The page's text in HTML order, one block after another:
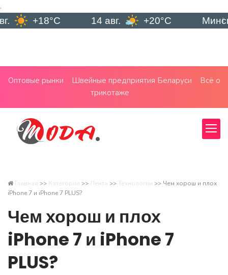
.
14 авг. +20°C Минск 8
Оптовые рынки Швейные предприятия Беларуси
Всё о
трикотаже
Главная >> Категории >> Лента >> Технологии >> Чем хорош и плох
iPhone 7 и iPhone 7 PLUS?
Чем хорош и плох
iPhone 7 и iPhone 7
PLUS?